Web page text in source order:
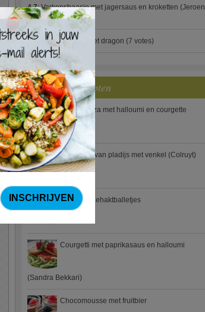
4.7:Varkenshaasje met jagersaus en kroketten (Jeroen
Meus) (15 votes)
4.7 Gestoofde kip met dragon (7 votes)
Nieuwste Recepten
Turkse pizza met halloumi en courgette
Waterzooi van pladijs met venkel (Colruyt)
Zweedse gehaktballetjes
Courgetti met paprikasaus en halloumi
(Sandra Bekkari)
Chocomousse met fruitbier
×